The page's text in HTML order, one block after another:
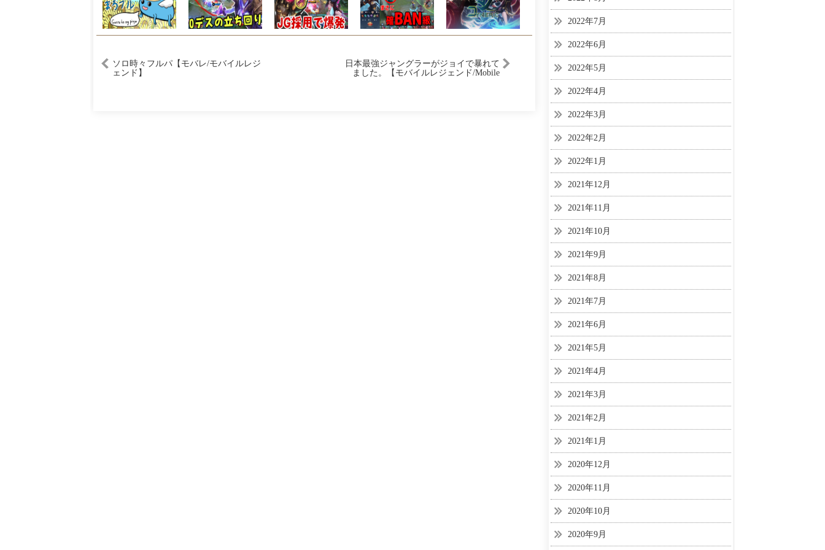
ソロ時々フルパ【モバレ/モバイルレジ
ェンド】
日本最強ジャングラーがジョイで暴れて
ました。【モバイルレジェンド/Mobile
2022年7月
2022年6月
2022年5月
2022年4月
2022年3月
2022年2月
2022年1月
2021年12月
2021年11月
2021年10月
2021年9月
2021年8月
2021年7月
2021年6月
2021年5月
2021年4月
2021年3月
2021年2月
2021年1月
2020年12月
2020年11月
2020年10月
2020年9月